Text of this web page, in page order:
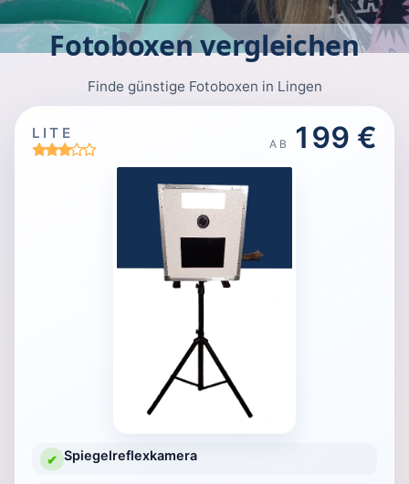
Fotoboxen vergleichen
Finde günstige Fotoboxen in Lingen
LITE
AB 199 €
✔ Spiegelreflexkamera